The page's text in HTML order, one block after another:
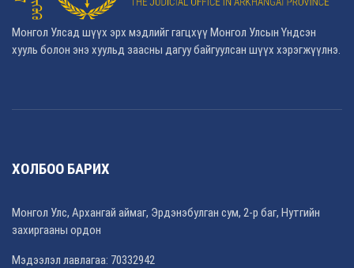
Монгол Улсад шүүх эрх мэдлийг гагцхүү Монгол Улсын Үндсэн
хууль болон энэ хуульд заасны дагуу байгуулсан шүүх хэрэгжүүлнэ.
ХОЛБОО БАРИХ
Монгол Улс, Архангай аймаг, Эрдэнэбулган сум, 2-р баг, Нутгийн
захиргааны ордон
Мэдээлэл лавлагаа: 70332942